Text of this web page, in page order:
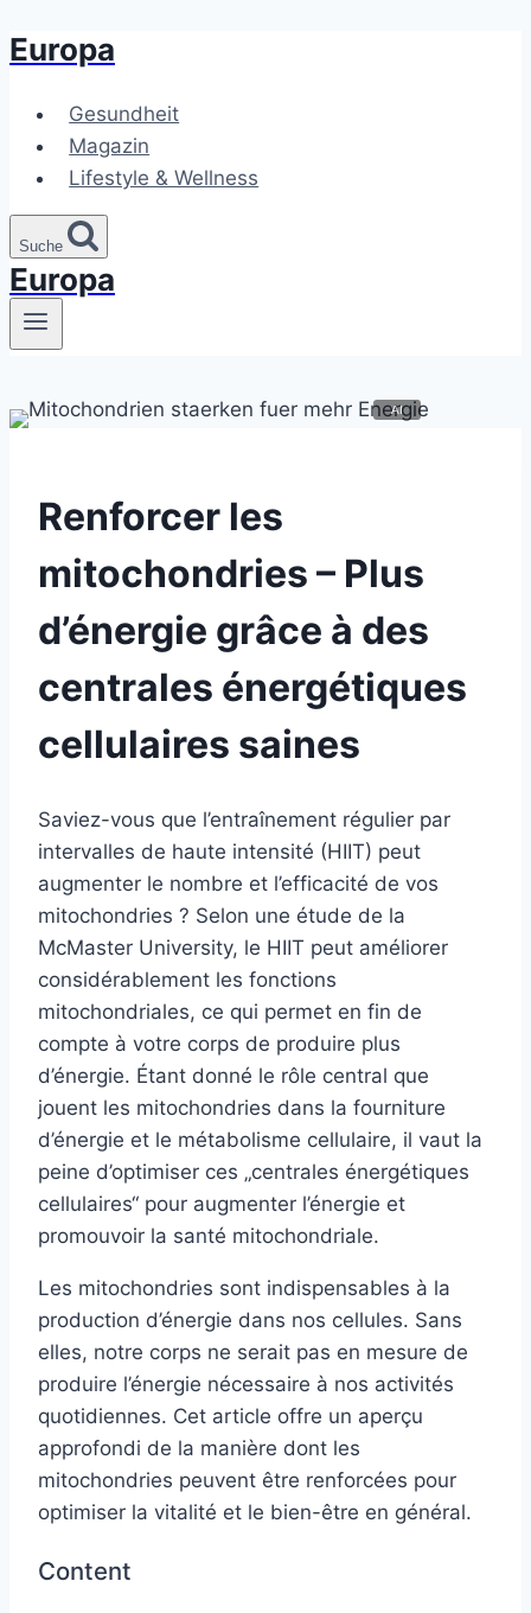
Zum
springen
Europa
Gesundheit
Magazin
Lifestyle & Wellness
Suche
Europa
Renforcer les
mitochondries – Plus
d’énergie grâce à des
centrales énergétiques
cellulaires saines
Saviez-vous que l’entraînement régulier par
intervalles de haute intensité (HIIT) peut
augmenter le nombre et l’efficacité de vos
mitochondries ? Selon une étude de la
McMaster University, le HIIT peut améliorer
considérablement les fonctions
mitochondriales, ce qui permet en fin de
compte à votre corps de produire plus
d’énergie. Étant donné le rôle central que
jouent les mitochondries dans la fourniture
d’énergie et le métabolisme cellulaire, il vaut la
peine d’optimiser ces „centrales énergétiques
cellulaires“ pour augmenter l’énergie et
promouvoir la santé mitochondriale.
Les mitochondries sont indispensables à la
production d’énergie dans nos cellules. Sans
elles, notre corps ne serait pas en mesure de
produire l’énergie nécessaire à nos activités
quotidiennes. Cet article offre un aperçu
approfondi de la manière dont les
mitochondries peuvent être renforcées pour
optimiser la vitalité et le bien-être en général.
Content